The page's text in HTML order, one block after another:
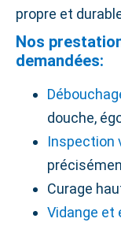
propre et
Nos
demandées:
douche,
Inspection
Curage
Vidange et